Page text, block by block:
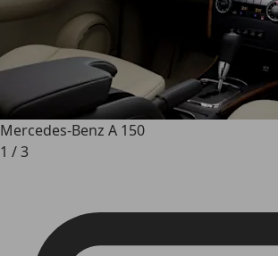
Mercedes-Benz A 150
1 /3